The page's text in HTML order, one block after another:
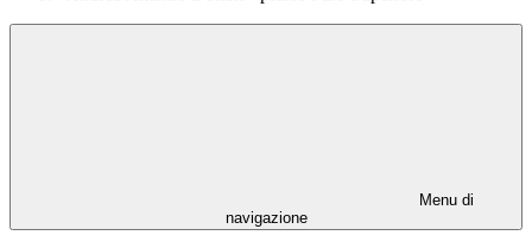
Menu di
navigazione